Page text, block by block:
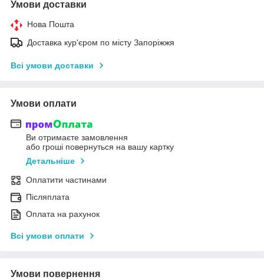
Умови доставки
Нова Пошта
Доставка кур'єром по місту Запоріжжя
Всі умови доставки
Умови оплати
Ви отримаєте замовлення
або гроші повернуться на вашу картку
Детальніше
Оплатити частинами
Післяплата
Оплата на рахунок
Всі умови оплати
Умови повернення